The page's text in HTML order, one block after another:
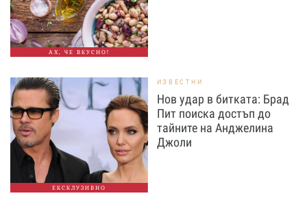
АХ, ЧЕ ВКУСНО!
ЕКСКЛУЗИВНО
ИЗВЕСТНИ
Нов удар в битката: Брад
Пит поиска достъп до
тайните на Анджелина
Джоли